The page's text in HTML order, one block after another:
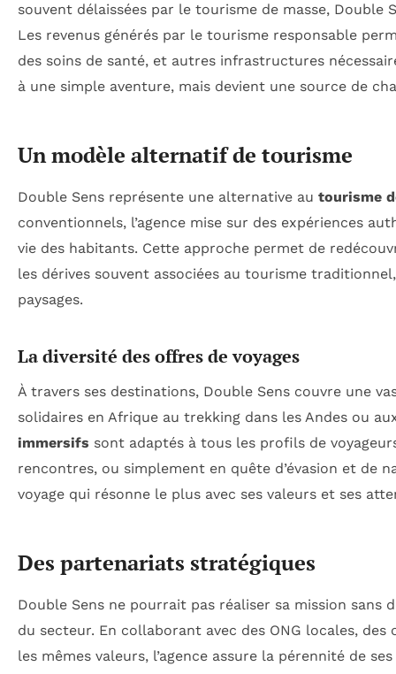
souvent délaissées par le tourisme de masse, Double
Les revenus générés par le tourisme responsable
des soins de santé, et autres infrastructures
à une simple aventure, mais devient une source de
Un modèle alternatif de tourisme
Double Sens représente une alternative au tourisme
conventionnels, l’agence mise sur des expériences
vie des habitants. Cette approche permet de
les dérives souvent associées au tourisme
paysages.
La diversité des offres de voyages
À travers ses destinations, Double Sens couvre une
solidaires en Afrique au trekking dans les Andes ou
immersifs sont adaptés à tous les profils de
rencontres, ou simplement en quête d’évasion et de
voyage qui résonne le plus avec ses valeurs et ses
Des partenariats stratégiques
Double Sens ne pourrait pas réaliser sa mission sans
du secteur. En collaborant avec des ONG locales,
les mêmes valeurs, l’agence assure la pérennité de